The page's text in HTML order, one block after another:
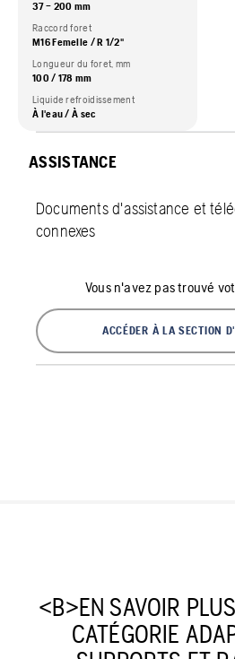
37 – 200 mm
Raccord foret
M16 Femelle / R 1/2"
Longueur du foret, mm
100 / 178 mm
Liquide refroidissement
À l'eau / À sec
ASSISTANCE
Documents d'assistance et
connexes
Vous n'avez pas trouvé
ACCÉDER À LA SECTION
<B>EN SAVOIR
CATÉGORIE